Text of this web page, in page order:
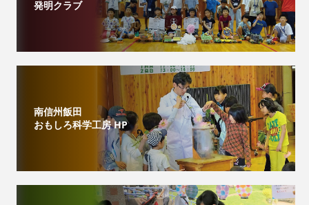
発明クラブ
南信州飯田
おもしろ科学工房 HP